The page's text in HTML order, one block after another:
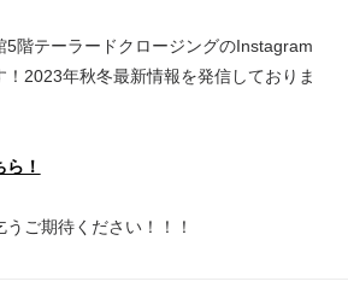
5階テーラードクロージングのInstagram
！2023年秋冬最新情報を発信しておりま
！
ご期待ください！！！